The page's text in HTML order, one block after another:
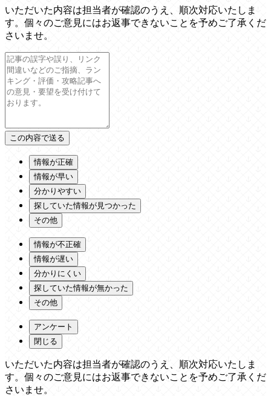
いただいた内容は担当者が確認のうえ、順次対応いたしま
す。個々のご意見にはお返事できないことを予めご了承くだ
さいませ。
情報が正確
情報が早い
分かりやすい
探していた情報が見つかった
その他
情報が不正確
情報が遅い
分かりにくい
探していた情報が無かった
その他
アンケート
閉じる
いただいた内容は担当者が確認のうえ、順次対応いたしま
す。個々のご意見にはお返事できないことを予めご了承くだ
さいませ。